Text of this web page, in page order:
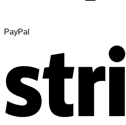
PayPal